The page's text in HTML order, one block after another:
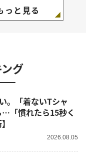
っと見る
グ
「慣れたら15秒く
2026.08.05